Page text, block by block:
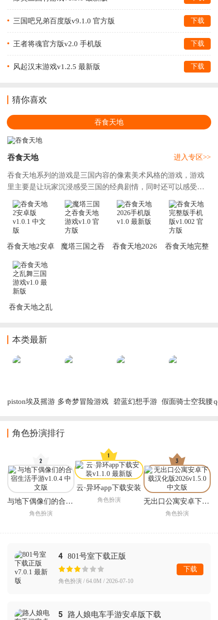
三国吧兄弟百度版v9.1.0 官方版 下载
王者将魂官方版v2.0 手机版 下载
风起汉末游戏v1.2.5 最新版 下载
猜你喜欢
吞食天地
吞食天地
吞食天地系列的游戏是三国内容的像素美术风格的游戏，游戏
里主要是让玩家沉浸感受三国的经典剧情，同时还可以感受三
国的经典的玩法，游戏虽然是像素风格，但是游戏的体量都不
是很小，丰富经典还原的三国内容，让你在
进入专区>>
吞食天地2安卓
魔塔三国之吞
吞食天地2026
吞食天地完整
吞食天地之乱
本类最新
piston埃及摇游 多奇梦冒险游戏
碧蓝幻想手游 假面骑士空我腰
角色扮演排行
与地下偶像们的合宿生活手游
角色扮演
云·异环app下载安装
角色扮演 无出口公寓安卓下载汉化版2026
角色扮演
4 801号室下载正版
角色扮演 / 64.0M / 2026-07-10
下载
5 路人娘电车手游安卓版下载